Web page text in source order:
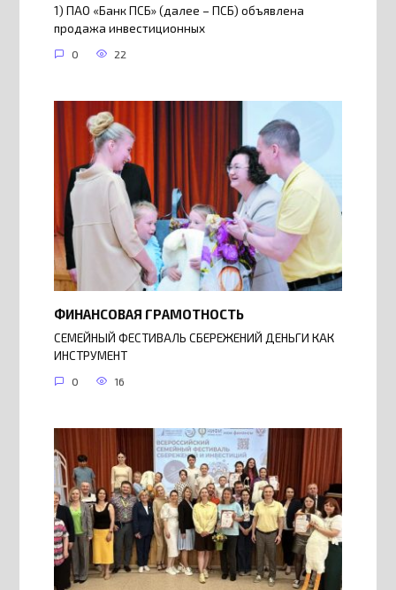
1) ПАО «Банк ПСБ» (далее – ПСБ) объявлена
продажа инвестиционных
0 22
ФИНАНСОВАЯ ГРАМОТНОСТЬ
СЕМЕЙНЫЙ ФЕСТИВАЛЬ СБЕРЕЖЕНИЙ ДЕНЬГИ КАК
ИНСТРУМЕНТ
0 16